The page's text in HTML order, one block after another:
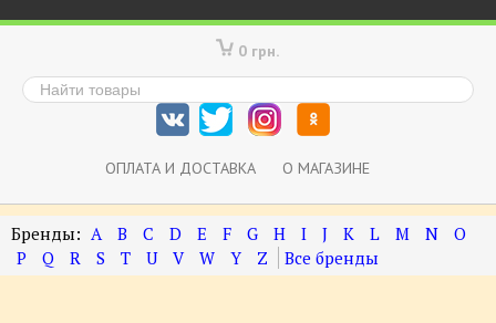
0 грн.
ОПЛАТА И ДОСТАВКА О МАГАЗИНЕ
A B C D E F G H I J K L M N
O
P
Q R S T U V W Y Z